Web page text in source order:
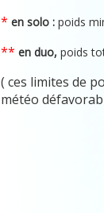
*en solo : poids
**en duo,poids
( ces limites de
météo